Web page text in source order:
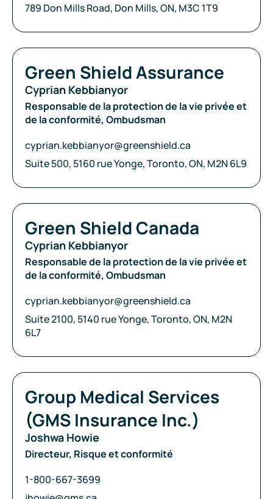
Adresse:
789 Don Mills Road, Don Mills, ON, M3C 1T9
Compagnie:
Green Shield Assurance
Cyprian Kebbianyor
Responsable de la protection de la vie privée et
de la conformité, Ombudsman
Courriel:
cyprian.kebbianyor@greenshield.ca
Adresse:
Suite 500, 5160 rue Yonge, Toronto, ON, M2N 6L9
Compagnie:
Green Shield Canada
Cyprian Kebbianyor
Responsable de la protection de la vie privée et
de la conformité, Ombudsman
Courriel:
cyprian.kebbianyor@greenshield.ca
Adresse:
Suite 2100, 5140 rue Yonge, Toronto, ON, M2N
6L7
Compagnie:
Group Medical Services
(GMS Insurance Inc.)
Joshwa Howie
Directeur, Risque et conformité
Téléphone:
1-800-667-3699